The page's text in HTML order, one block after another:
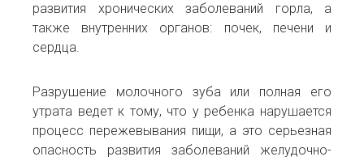
развития хронических заболеваний горла, а
также внутренних органов: почек, печени и
сердца.
Разрушение молочного зуба или полная его
утрата ведет к тому, что у ребенка нарушается
процесс пережевывания пищи, а это серьезная
опасность развития заболеваний желудочно-